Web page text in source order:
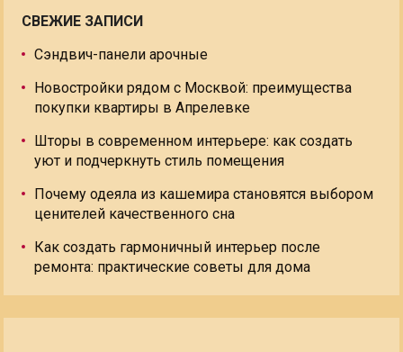
СВЕЖИЕ ЗАПИСИ
Сэндвич-панели арочные
Новостройки рядом с Москвой: преимущества
покупки квартиры в Апрелевке
Шторы в современном интерьере: как создать
уют и подчеркнуть стиль помещения
Почему одеяла из кашемира становятся выбором
ценителей качественного сна
Как создать гармоничный интерьер после
ремонта: практические советы для дома